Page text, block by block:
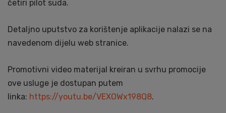
četiri pilot suda.
Detaljno uputstvo za korištenje aplikacije nalazi se na
navedenom dijelu web stranice.
Promotivni video materijal kreiran u svrhu promocije
ove usluge je dostupan putem
linka: https://youtu.be/VEXOWx198Q8.